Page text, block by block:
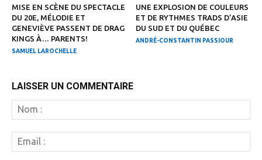
MISE EN SCÈNE DU SPECTACLE
DU 20E, MÉLODIE ET
GENEVIÈVE PASSENT DE DRAG
KINGS À… PARENTS!
SAMUEL LAROCHELLE
UNE EXPLOSION DE COULEURS
ET DE RYTHMES TRADS D’ASIE
DU SUD ET DU QUÉBEC
ANDRÉ-CONSTANTIN PASSIOUR
LAISSER UN COMMENTAIRE
:
: